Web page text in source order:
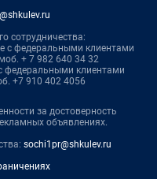
сотрудничества:
с федеральными клиентами
+ 7 982 640 34 32
федеральными клиентами
+7 910 402 4056
за достоверность
объявлениях.
sochi1pr@shkulev.ru